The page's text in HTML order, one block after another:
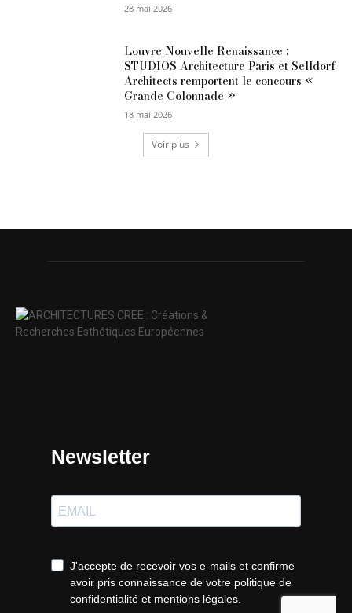
28 mai 2026
Louvre Nouvelle Renaissance :
STUDIOS Architecture Paris et Selldorf
Architects remportent le concours «
Grande Colonnade »
18 mai 2026
Voir plus